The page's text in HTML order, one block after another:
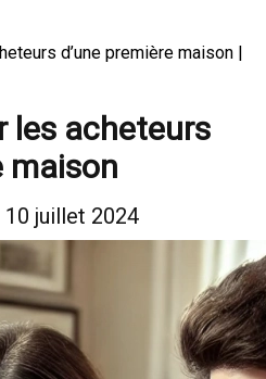
d’une première maison |
les acheteurs
maison
juillet 2024